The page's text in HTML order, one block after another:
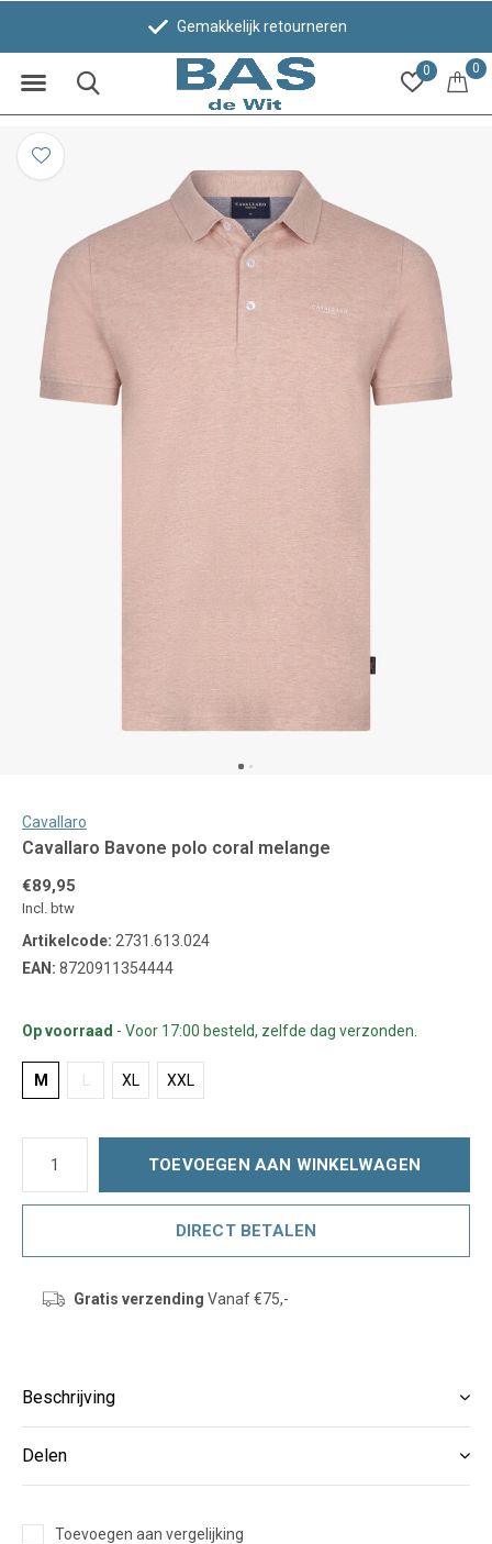
0 0
Gemakkelijk retourneren
Cavallaro
Cavallaro Bavone polo coral melange
€89,95
Incl. btw
Artikelcode: 2731.613.024
EAN: 8720911354444
Op voorraad - Voor 17:00 besteld, zelfde dag verzonden.
M XL XXL
TOEVOEGEN AAN WINKELWAGEN
DIRECT BETALEN
Gratis verzending Vanaf €75,-
Beschrijving
Delen
Toevoegen aan vergelijking